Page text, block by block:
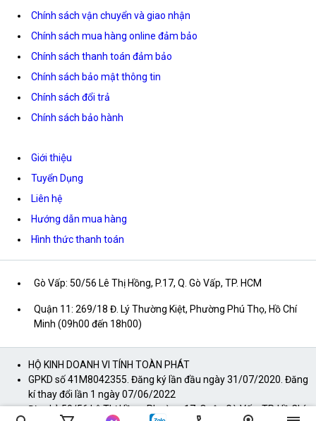
Chính sách vận chuyển và giao nhận
Chính sách mua hàng online đảm bảo
Chính sách thanh toán đảm bảo
Chính sách bảo mật thông tin
Chính sách đổi trả
Chính sách bảo hành
Giới thiệu
Tuyển Dụng
Liên hệ
Hướng dẫn mua hàng
Hình thức thanh toán
Gò Vấp: 50/56 Lê Thị Hồng, P.17, Q. Gò Vấp, TP. HCM
Quận 11: 269/18 Đ. Lý Thường Kiệt, Phường Phú Thọ, Hồ Chí
Minh (09h00 đến 18h00)
HỘ KINH DOANH VI TÍNH TOÀN PHÁT
GPKD số 41M8042355. Đăng ký lần đầu ngày 31/07/2020. Đăng
kí thay đổi lần 1 ngày 07/06/2022
Địa chỉ: 50/56 Lê Thị Hồng, Phường 17, Quận Gò Vấp, TP. Hồ Chí